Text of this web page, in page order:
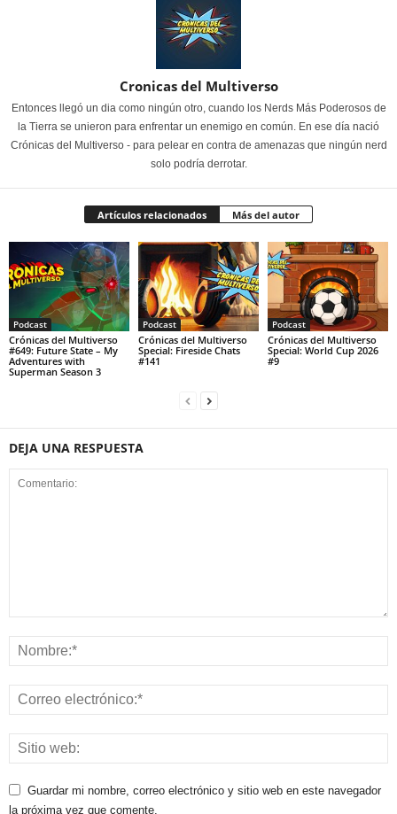
Cronicas del Multiverso
Entonces llegó un dia como ningún otro, cuando los Nerds Más Poderosos de
la Tierra se unieron para enfrentar un enemigo en común. En ese día nació
Crónicas del Multiverso - para pelear en contra de amenazas que ningún nerd
solo podría derrotar.
Artículos relacionados Más del autor
Podcast
Crónicas del Multiverso
#649: Future State – My
Adventures with
Superman Season 3
Podcast
Crónicas del Multiverso
Special: Fireside Chats
#141
Podcast
Crónicas del Multiverso
Special: World Cup 2026
#9
DEJA UNA RESPUESTA
Guardar mi nombre, correo electrónico y sitio web en este navegador
la próxima vez que comente.